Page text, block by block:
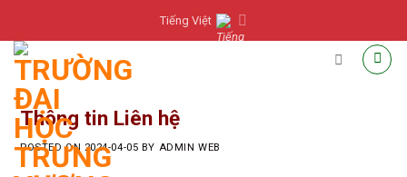
content
Tiếng Việt
Thông tin Liên hệ
POSTED ON 2024-04-05 BY ADMIN WEB